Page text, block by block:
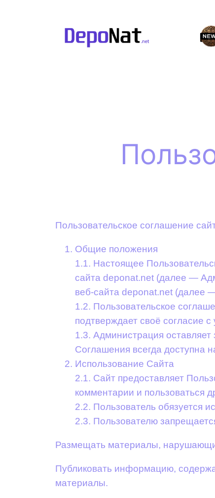
Пользовательское соглашение
Общие положения
1.1. Настоящее
сайта deponat.net (далее —
веб-сайта deponat.net (далее
1.2. Пользовательское
подтверждает своё согласие
1.3. Администрация
Соглашения всегда доступна
Использование Сайта
2.1. Сайт предоставляет
комментарии и пользоваться
2.2. Пользователь обязуется
2.3. Пользователю
Размещать материалы,
Публиковать информацию,
материалы.